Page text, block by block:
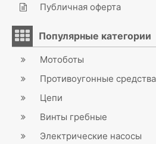
Публичная оферта
Популярные категории
Мотоботы
Противоугонные средства
Цепи
Винты гребные
Электрические насосы